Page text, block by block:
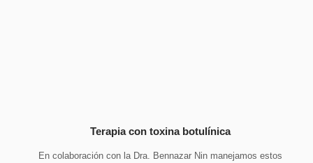
Terapia con toxina botulínica​
En colaboración con la Dra. Bennazar Nin manejamos estos